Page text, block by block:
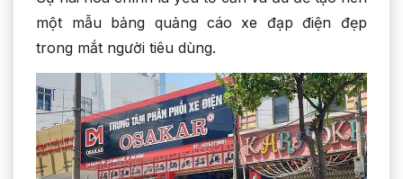
một mẫu bảng quảng cáo xe đạp điện đẹp
trong mắt người tiêu dùng.